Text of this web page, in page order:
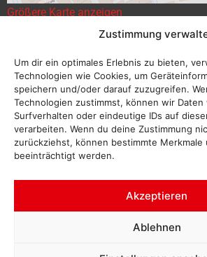
Zustimmung
Um dir ein optimales Erlebnis zu bieten,
Technologien wie Cookies, um
speichern und/oder darauf zuzugreifen.
Technologien zustimmst, können wir Daten
Surfverhalten oder eindeutige IDs auf
verarbeiten. Wenn du deine Zustimmung
zurückziehst, können bestimmte Merkmale
beeinträchtigt werden.
Akzeptieren
Ablehnen
Größere Karte anzeigen